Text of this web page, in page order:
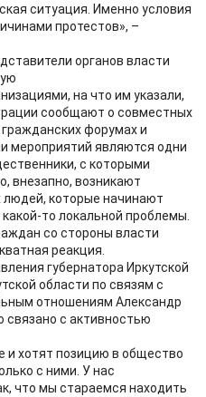
ситуация. Именно условия
протестов», –
органов власти
на что им указали,
сообщают о совместных
форумах и
мероприятий являются одни
с которыми
внезапно, возникают
людей, которые начинают
то локальной проблемы.
со стороны власти
реакция.
губернатора Иркутской
области по связям с
отношениям Александр
связано с активностью
и хотят позицию в общество
с ними. У нас
что мы стараемся находить